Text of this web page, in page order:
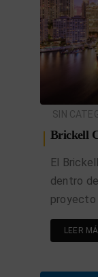
SIN
Brickell
El
dentro
proyecto
LEER